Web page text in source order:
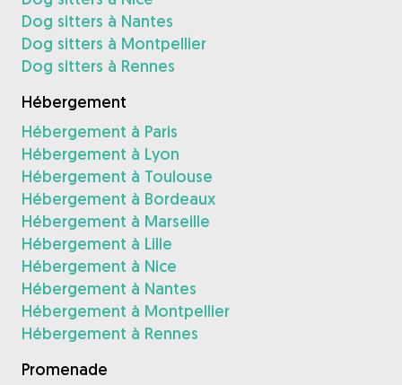
Dog sitters à Nantes
Dog sitters à Montpellier
Dog sitters à Rennes
Hébergement
Hébergement à Paris
Hébergement à Lyon
Hébergement à Toulouse
Hébergement à Bordeaux
Hébergement à Marseille
Hébergement à Lille
Hébergement à Nice
Hébergement à Nantes
Hébergement à Montpellier
Hébergement à Rennes
Promenade